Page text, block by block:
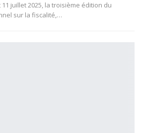
juillet 2025, la troisième édition du
sur la fiscalité,…